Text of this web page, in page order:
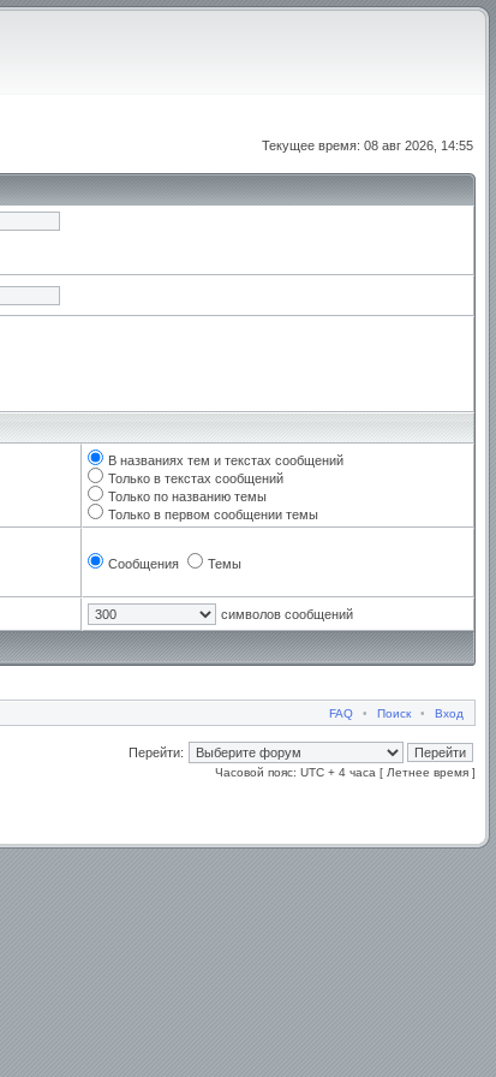
Текущее время: 08 авг 2026, 14:55
В названиях тем и текстах сообщений
Только в текстах сообщений
Только по названию темы
Только в первом сообщении темы
Сообщения Темы
символов сообщений
FAQ • Поиск • Вход
Перейти:
Часовой пояс: UTC + 4 часа [ Летнее время ]